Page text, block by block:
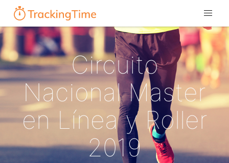
Circuito
Nacional Master
en Línea y Roller
2019